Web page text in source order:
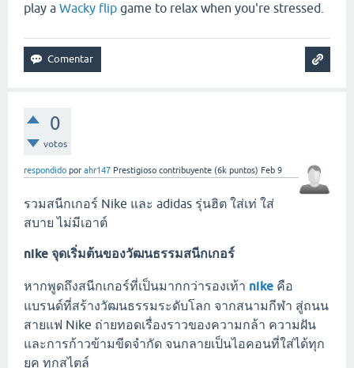
play a Wacky flip game to relax when you're stressed.
0
votos
respondido por ahr147 Prestigioso contribuyente (6k puntos) Feb 9
รวมสนีกเกอร์ Nike และ adidas รุ่นฮิต ใส่เท่ ใส่
สบาย ไม่มีเอาต์
nike จุดเริ่มต้นของวัฒนธรรมสนีกเกอร์
หากพูดถึงสนีกเกอร์ที่เป็นมากกว่ารองเท้า nike คือ
แบรนด์ที่สร้างวัฒนธรรมระดับโลก จากสนามกีฬา สู่ถนน
สายแฟ Nike ถ่ายทอดเรื่องราวของความกล้า ความฝัน
และการก้าวข้ามขีดจำกัด จนกลายเป็นไอคอนที่ใส่ได้ทุก
ยุค ทุกสไตล์